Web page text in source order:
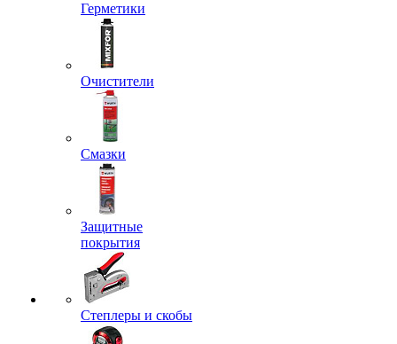
Герметики
Очистители
Смазки
Защитные
покрытия
Степлеры и скобы